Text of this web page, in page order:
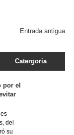
Entrada antigua
Catergoria
por el
del
su